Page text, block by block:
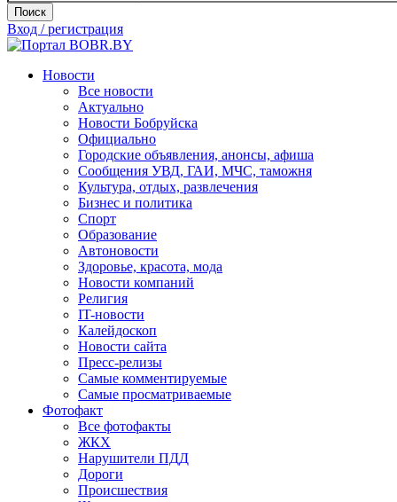
Поиск
Вход / регистрация
Новости
Все новости
Актуально
Новости Бобруйска
Официально
Городские объявления, анонсы, афиша
Сообщения УВД, ГАИ, МЧС, таможня
Культура, отдых, развлечения
Бизнес и политика
Спорт
Образование
Автоновости
Здоровье, красота, мода
Новости компаний
Религия
IT-новости
Калейдоскоп
Новости сайта
Пресс-релизы
Самые комментируемые
Самые просматриваемые
Фотофакт
Все фотофакты
ЖКХ
Нарушители ПДД
Дороги
Происшествия